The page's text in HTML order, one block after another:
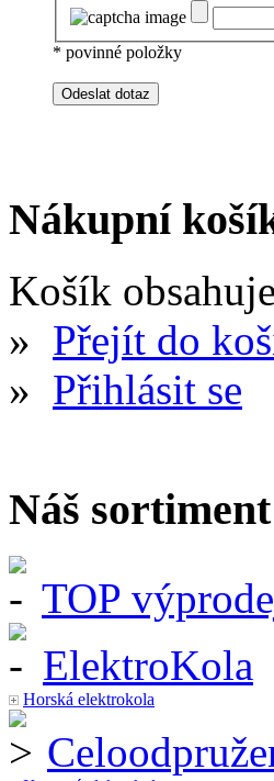
* povinné položky
Nákupní
Košík
» Přejít do
» Přihlásit se
Náš sortiment
TOP
ElektroKola
Horská elektrokola